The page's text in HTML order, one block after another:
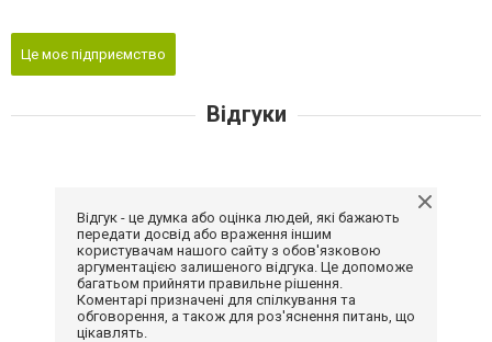
Це моє підприємство
Відгуки
Відгук - це думка або оцінка людей, які бажають
передати досвід або враження іншим
користувачам нашого сайту з обов'язковою
аргументацією залишеного відгука. Це допоможе
багатьом прийняти правильне рішення.
Коментарі призначені для спілкування та
обговорення, а також для роз'яснення питань, що
цікавлять.